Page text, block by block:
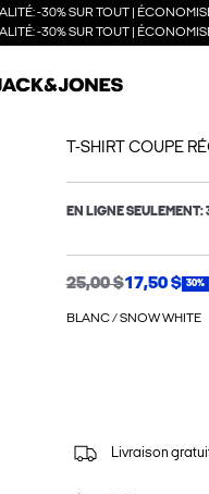
-30% SUR TOUT |
-30% SUR TOUT |
T-SHIRT COUPE
EN LIGNE SEULEMENT:
25,00 $17,50 $ 30%
BLANC / SNOW WHITE
Livraison